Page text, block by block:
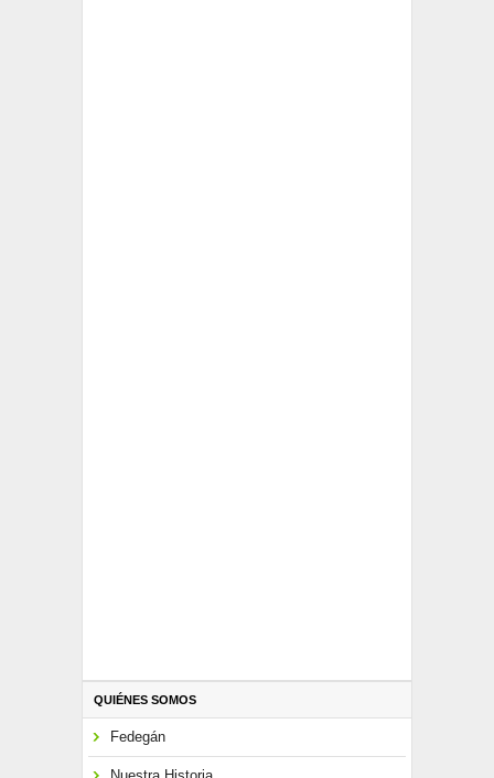
QUIÉNES SOMOS
Fedegán